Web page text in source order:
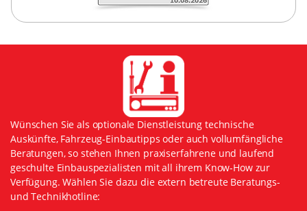
Wünschen Sie als optionale Dienstleistung technische
Auskünfte, Fahrzeug-Einbautipps oder auch vollumfängliche
Beratungen, so stehen Ihnen praxiserfahrene und laufend
geschulte Einbauspezialisten mit all ihrem Know-How zur
Verfügung. Wählen Sie dazu die extern betreute Beratungs-
und Technikhotline: